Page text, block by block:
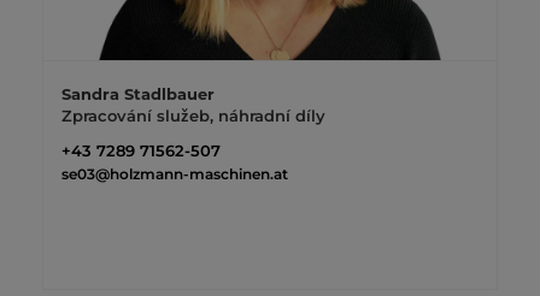
Sandra Stadlbauer
Zpracování služeb, náhradní díly
+43 7289 71562-507
se03@holzmann-maschinen.at